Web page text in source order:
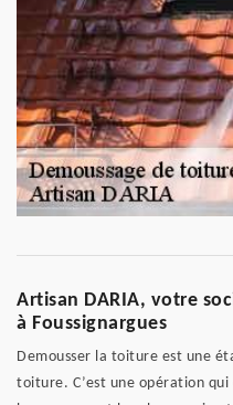
Artisan DARIA, votre
à Foussignargues
Demousser la toiture est une
toiture. C’est une opération qui